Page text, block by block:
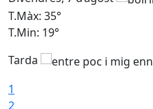
T.Màx: 35°
T.Min: 19°
Tarda
1
2